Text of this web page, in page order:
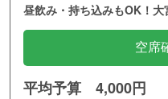
昼飲み・持ち込みもOK！大
空席
平均予算 4,000円